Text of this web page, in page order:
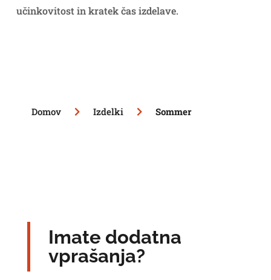
učinkovitost in kratek čas izdelave.
Domov Izdelki Sommer
Imate dodatna
vprašanja?